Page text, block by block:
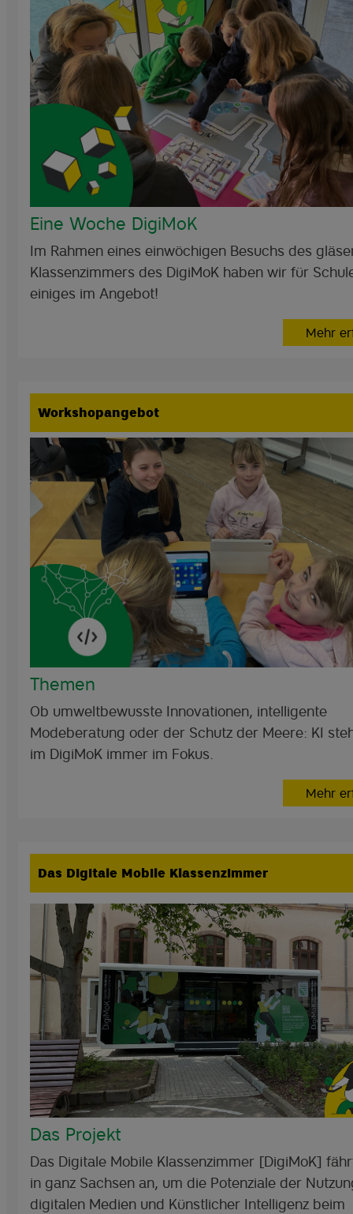
Eine Woche DigiMoK
Im Rahmen eines einwöchigen Besuchs des
Klassenzimmers des DigiMoK haben wir für
einiges im Angebot!
Mehr
Workshopangebot
Themen
Ob umweltbewusste Innovationen, intelligente
Modeberatung oder der Schutz der Meere: KI
im DigiMoK immer im Fokus.
Mehr
Das Digitale Mobile Klassenzimmer
Das Projekt
Das Digitale Mobile Klassenzimmer [DigiMoK]
in ganz Sachsen an, um die Potenziale der
digitalen Medien und Künstlicher Intelligenz beim